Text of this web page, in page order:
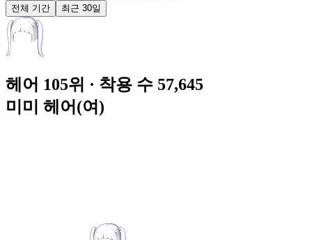
전체 기간 최근 30일
헤어 105위 · 착용 수 57,645
미미 헤어(여)